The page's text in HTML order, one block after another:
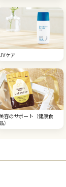
UVケア
容のサポート（健康食
）